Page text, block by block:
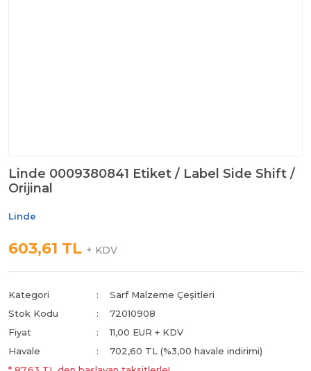
Linde 0009380841 Etiket / Label Side Shift /
Orijinal
Linde
603,61 TL + KDV
Kategori
Sarf Malzeme Çeşitleri
Stok Kodu
72010908
Fiyat
11,00 EUR + KDV
Havale
702,60 TL (%3,00 havale indirimi)